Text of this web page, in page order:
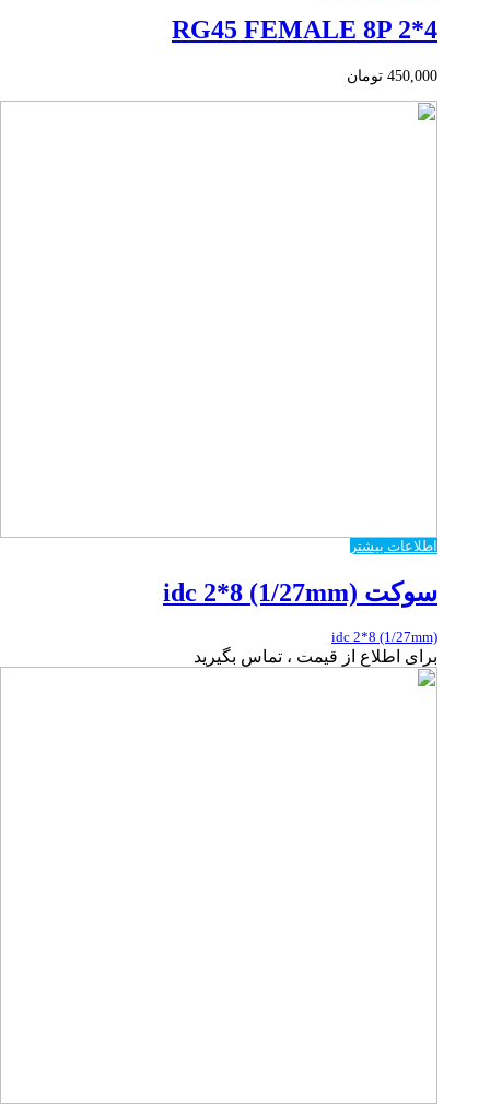
RG45 FEMALE 8P 2*4
450,000 تومان
اطلاعات بیشتر
سوکت idc 2*8 (1/27mm)
idc 2*8 (1/27mm)
برای اطلاع از قیمت ، تماس بگیرید